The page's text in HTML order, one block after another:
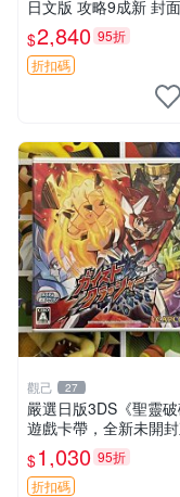
日文版 攻略9成新 封
微損傷 女神異聞錄 惡
者 3ds 游戲 特典 新收藏
$2,840 95折
折扣碼
觀己 27
嚴選日版3DS《聖靈破
遊戲卡帶，全新未開
聖靈破碎者 3DS 新遊
卡帶
$1,030 95折
折扣碼